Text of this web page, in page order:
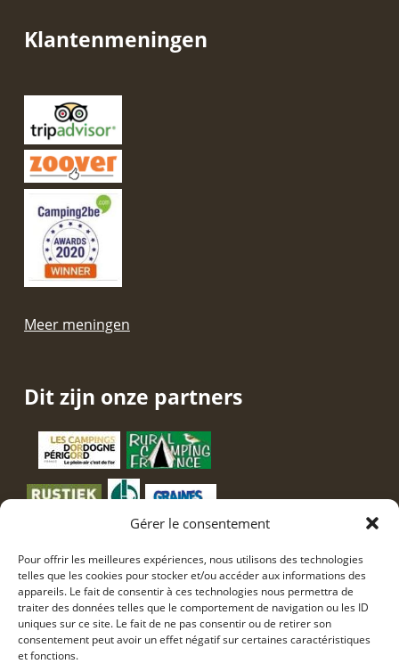
Gérer le consentement
Pour offrir les meilleures expériences, nous utilisons des technologies
telles que les cookies pour stocker et/ou accéder aux informations des
appareils. Le fait de consentir à ces technologies nous permettra de
traiter des données telles que le comportement de navigation ou les ID
uniques sur ce site. Le fait de ne pas consentir ou de retirer son
consentement peut avoir un effet négatif sur certaines caractéristiques
et fonctions.
Klantenmeningen
Meer meningen
Dit zijn onze partners